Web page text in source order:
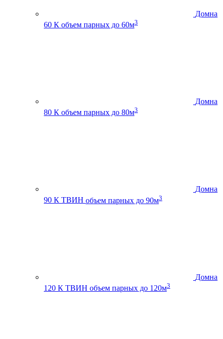
Домна
60 К объем парных до 60м3
Домна
80 К объем парных до 80м3
Домна
90 К ТВИН объем парных до 90м3
Домна
120 К ТВИН объем парных до 120м3